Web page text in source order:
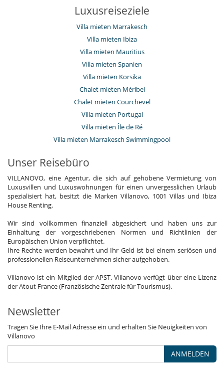
Luxusreiseziele
Villa mieten Marrakesch
Villa mieten Ibiza
Villa mieten Mauritius
Villa mieten Spanien
Villa mieten Korsika
Chalet mieten Méribel
Chalet mieten Courchevel
Villa mieten Portugal
Villa mieten Île de Ré
Villa mieten Marrakesch Swimmingpool
Unser Reisebüro
VILLANOVO, eine Agentur, die sich auf gehobene Vermietung von
Luxusvillen und Luxuswohnungen für einen unvergesslichen Urlaub
spezialisiert hat, besitzt die Marken Villanovo, 1001 Villas und Ibiza
House Renting.
Wir sind vollkommen finanziell abgesichert und haben uns zur
Einhaltung der vorgeschriebenen Normen und Richtlinien der
Europäischen Union verpflichtet.
Ihre Rechte werden bewahrt und Ihr Geld ist bei einem seriösen und
professionellen Reiseunternehmen sicher aufgehoben.
Villanovo ist ein Mitglied der APST. Villanovo verfügt über eine Lizenz
der Atout France (Französische Zentrale für Tourismus).
Newsletter
Tragen Sie Ihre E-Mail Adresse ein und erhalten Sie Neuigkeiten von
Villanovo
ANMELDEN